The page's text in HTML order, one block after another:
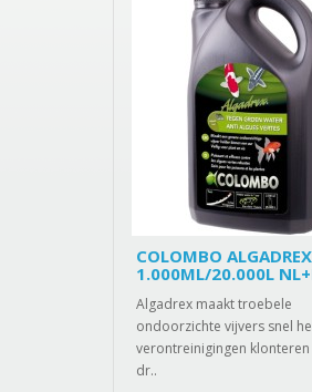
COLOMBO
1.000ML/20.000L
Algadrex maakt troebele
ondoorzichte vijvers snel
verontreinigingen klonteren
dr..